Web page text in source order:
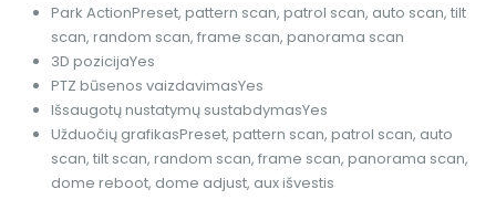
Park ActionPreset, pattern scan, patrol scan, auto scan, tilt
scan, random scan, frame scan, panorama scan
3D pozicijaYes
PTZ būsenos vaizdavimasYes
Išsaugotų nustatymų sustabdymasYes
Užduočių grafikasPreset, pattern scan, patrol scan, auto
scan, tilt scan, random scan, frame scan, panorama scan,
dome reboot, dome adjust, aux išvestis